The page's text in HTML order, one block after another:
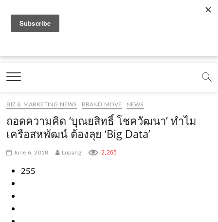
a
e
b
o
o
k
o
t
b
e
.
.
o
e
m
e
t
g
r
a
t
k
.
c
Marketing Oops!
DIGITAL | CREATIVE | ADVERTISING | CAMPAIGN |
BIZ & MARKETING NEWS BRAND MOVE NEWS
ถอดความคิด ‘บุณยสิทธิ์ โชควัฒนา’ ทำไม
เครือสหพัฒน์ ต้องลุย ‘Big Data’
June 6, 2018 Lupang 2,265
255